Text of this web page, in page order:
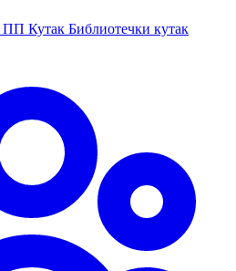
ПП Кутак Библиотечки кутак